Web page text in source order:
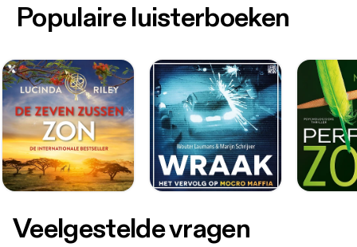
Populaire luisterboeken
Veelgestelde vragen